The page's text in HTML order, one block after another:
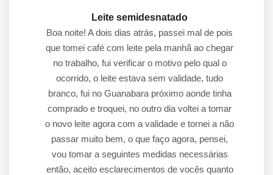
Leite semidesnatado
Boa noite! A dois dias atrás, passei mal de pois
que tomei café com leite pela manhã ao chegar
no trabalho, fui verificar o motivo pelo qual o
ocorrido, o leite estava sem validade, tudo
branco, fui no Guanabara próximo aonde tinha
comprado e troquei, no outro dia voltei a tomar
o novo leite agora com a validade e tornei a não
passar muito bem, o que faço agora, pensei,
vou tomar a seguintes medidas necessárias
então, aceito esclarecimentos de vocês quanto